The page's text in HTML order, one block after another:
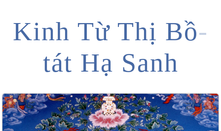
Kinh Từ Thị Bồ-
tát Hạ Sanh